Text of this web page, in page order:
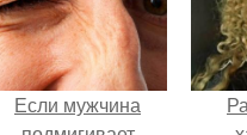
Если мужчина